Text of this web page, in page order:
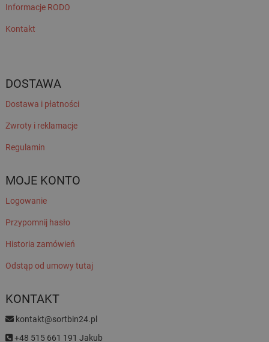
Informacje RODO
Kontakt
DOSTAWA
Dostawa i płatności
Zwroty i reklamacje
Regulamin
MOJE KONTO
Logowanie
Przypomnij hasło
Historia zamówień
Odstąp od umowy tutaj
KONTAKT
kontakt@sortbin24.pl
+48 515 661 191 Jakub